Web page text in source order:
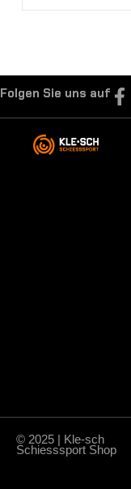
Folgen Sie uns auf
© 2025 | Kle-sch
Schiesssport Shop